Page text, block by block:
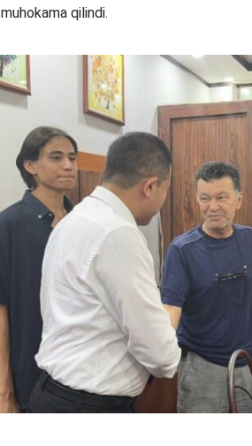
qilindi.